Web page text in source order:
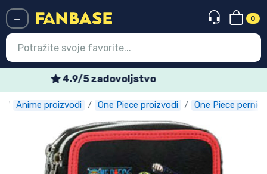
0
Tjedne posebne ponude
Anime proizvodi One Piece proizvodi One Piece pernice
Ulazak Registracija
Najnovije proizvodi
Akcija